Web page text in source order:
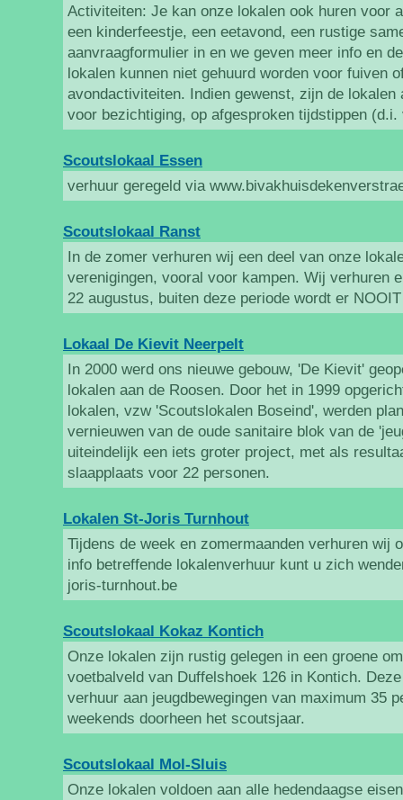
Activiteiten: Je kan onze lokalen ook huren voor
een kinderfeestje, een eetavond, een rustige
aanvraagformulier in en we geven meer info en
lokalen kunnen niet gehuurd worden voor fuiven
avondactiviteiten. Indien gewenst, zijn de
voor bezichtiging, op afgesproken tijdstippen (d.i.
Scoutslokaal Essen
verhuur geregeld via
Scoutslokaal Ranst
In de zomer verhuren wij een deel van onze
verenigingen, vooral voor kampen. Wij verhuren
22 augustus, buiten deze periode wordt er
Lokaal De Kievit Neerpelt
In 2000 werd ons nieuwe gebouw, 'De Kievit'
lokalen aan de Roosen. Door het in 1999
lokalen, vzw 'Scoutslokalen Boseind', werden
vernieuwen van de oude sanitaire blok van de
uiteindelijk een iets groter project, met als
slaapplaats voor 22 personen.
Lokalen St-Joris Turnhout
Tijdens de week en zomermaanden verhuren wij
info betreffende lokalenverhuur kunt u zich
joris-turnhout.be
Scoutslokaal Kokaz Kontich
Onze lokalen zijn rustig gelegen in een groene
voetbalveld van Duffelshoek 126 in Kontich.
verhuur aan jeugdbewegingen van maximum 35
weekends doorheen het scoutsjaar.
Scoutslokaal Mol-Sluis
Onze lokalen voldoen aan alle hedendaagse